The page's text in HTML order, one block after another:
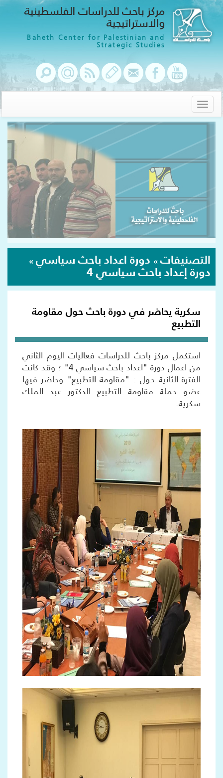
مركز باحث للدراسات الفلسطينية
والاستراتيجية
Baheth Center for Palestinian and
Strategic Studies
Toggle
navigation
التصنيفات » دورة اعداد باحث سياسي »
دورة إعداد باحث سياسي 4
سكرية يحاضر في دورة باحث حول مقاومة
التطبيع
استكمل مركز باحث للدراسات فعاليات اليوم الثاني
من اعمال دورة "اعداد باحث سياسي 4" ؛ وقد كانت
الفترة الثانية حول : "مقاومة التطبيع" وحاضر فيها
عضو حملة مقاومة التطبيع الدكتور عبد الملك
سكرية.